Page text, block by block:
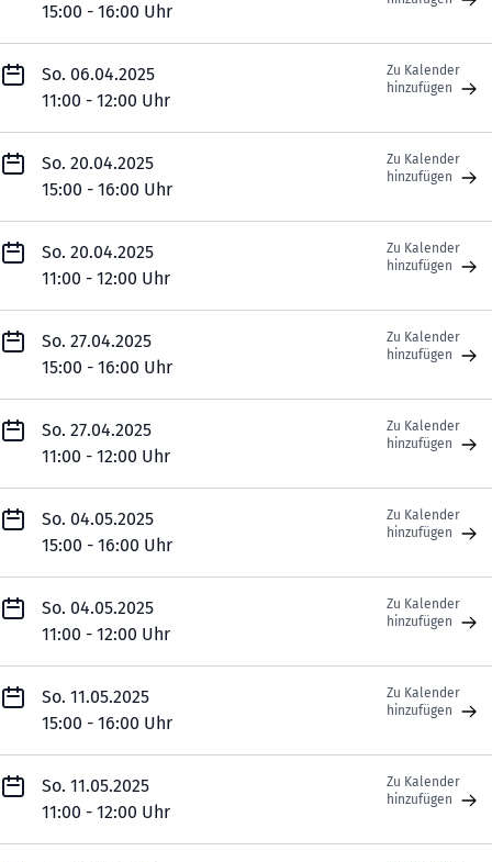
15:00 - 16:00 Uhr
So. 06.04.2025
11:00 - 12:00 Uhr
Zu Kalender
hinzufügen
So. 20.04.2025
15:00 - 16:00 Uhr
Zu Kalender
hinzufügen
So. 20.04.2025
11:00 - 12:00 Uhr
Zu Kalender
hinzufügen
So. 27.04.2025
15:00 - 16:00 Uhr
Zu Kalender
hinzufügen
So. 27.04.2025
11:00 - 12:00 Uhr
Zu Kalender
hinzufügen
So. 04.05.2025
15:00 - 16:00 Uhr
Zu Kalender
hinzufügen
So. 04.05.2025
11:00 - 12:00 Uhr
Zu Kalender
hinzufügen
So. 11.05.2025
15:00 - 16:00 Uhr
Zu Kalender
hinzufügen
So. 11.05.2025
11:00 - 12:00 Uhr
Zu Kalender
hinzufügen